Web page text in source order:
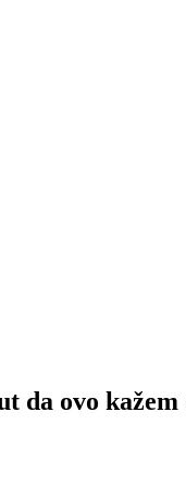
ovo kažem